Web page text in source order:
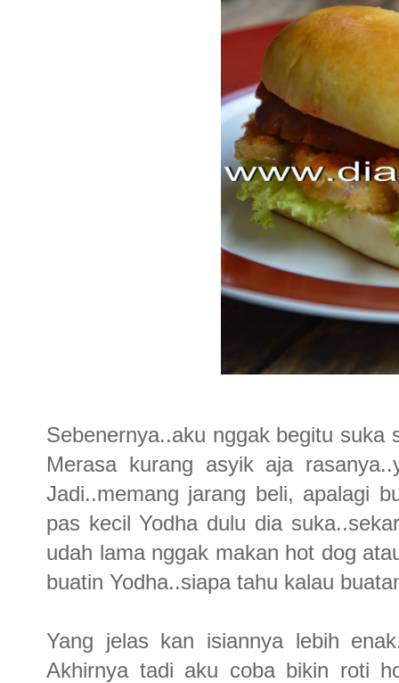
Sebenernya..aku nggak begitu suka
Merasa kurang asyik aja
Jadi..memang jarang beli, apalagi
pas kecil Yodha dulu dia
udah lama nggak makan hot dog
buatin Yodha..siapa tahu kalau
Yang jelas kan isiannya lebih
Akhirnya tadi aku coba bikin roti